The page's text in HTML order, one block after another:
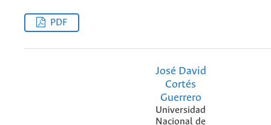
PDF
José David
Cortés
Guerrero
Universidad
Nacional de